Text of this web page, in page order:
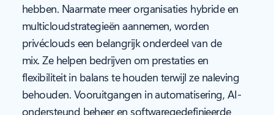
hebben. Naarmate meer organisaties hybride en
multicloudstrategieën aannemen, worden
privéclouds een belangrijk onderdeel van de
mix. Ze helpen bedrijven om prestaties en
flexibiliteit in balans te houden terwijl ze naleving
behouden. Vooruitgangen in automatisering, AI-
ondersteund beheer en softwaregedefinieerde